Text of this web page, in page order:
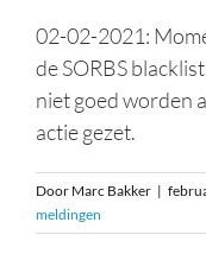
Monitor365
30-Dagen Gratis
02-02-2021:
de SORBS
niet goed worden
actie gezet.
Door Marc Bakker |
meldingen